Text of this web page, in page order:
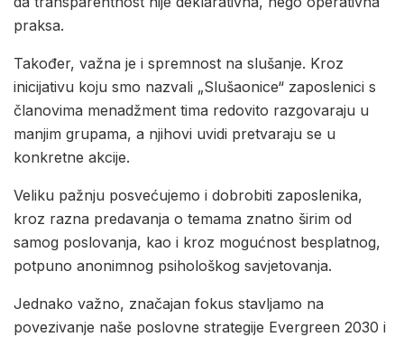
praksa.
Također, važna je i spremnost na slušanje. Kroz
inicijativu koju smo nazvali „Slušaonice“ zaposlenici s
članovima menadžment tima redovito razgovaraju u
manjim grupama, a njihovi uvidi pretvaraju se u
konkretne akcije.
Veliku pažnju posvećujemo i dobrobiti zaposlenika,
kroz razna predavanja o temama znatno širim od
samog poslovanja, kao i kroz mogućnost besplatnog,
potpuno anonimnog psihološkog savjetovanja.
Jednako važno, značajan fokus stavljamo na
povezivanje naše poslovne strategije Evergreen 2030 i